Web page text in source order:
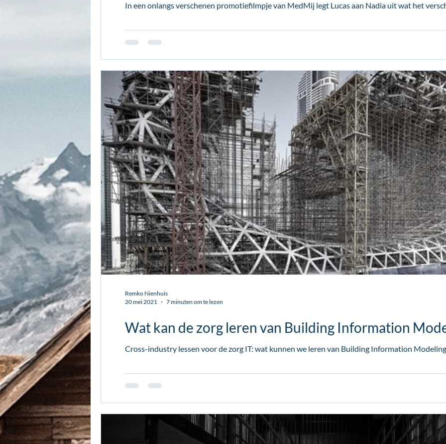
In een onlangs verschenen promotiefilmpje van MedMij legt Lucas aan Nadia uit wat het
Wat kan de zorg leren van Building Information
Cross-industry lessen voor de zorg IT: wat kunnen we leren van Building Information
Remko Nienhuis
20 mei 2021
7 minuten om te lezen